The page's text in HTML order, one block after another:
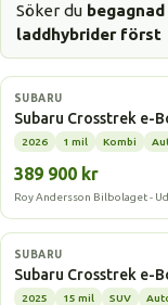
Söker du
laddhybrider först
Laddhybrid
SUBARU
Subaru Crosstrek e-
2026 1 mil Kombi
389 900 kr
Roy Andersson Bilbolaget -
Laddhybrid
SUBARU
Subaru Crosstrek e-
2025 15 mil SUV